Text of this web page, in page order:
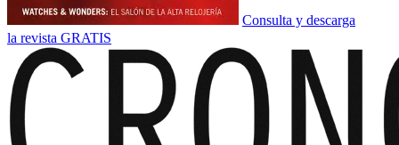
Consulta y descarga
la revista GRATIS